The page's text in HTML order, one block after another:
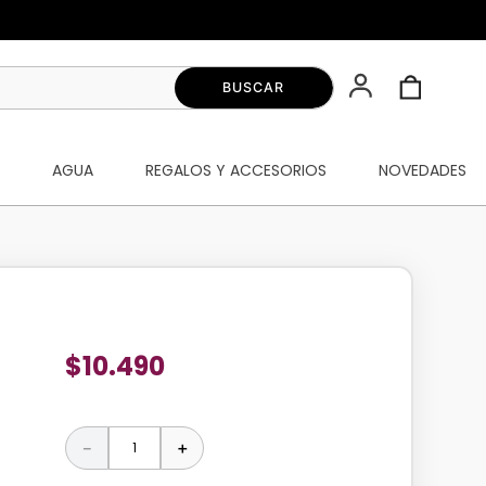
AGUA REGALOS Y ACCESORIOS NOVEDADES
$10.490
＋
－